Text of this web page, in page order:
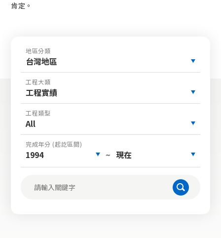
肯定。
地區分類
台灣地區
工程大類
工程實績
工程類型
All
完成年分 (起訖區間)
1994 ~ 現在